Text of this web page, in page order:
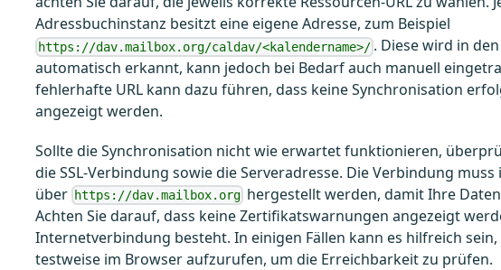
Adressbuchinstanz besitzt eine eigene Adresse, zum Beispiel
https://dav.mailbox.org/caldav/<kalendername>/ . Diese wird in
automatisch erkannt, kann jedoch bei Bedarf auch manuell
fehlerhafte URL kann dazu führen, dass keine Synchronisation
angezeigt werden.
Sollte die Synchronisation nicht wie erwartet funktionieren,
die SSL-Verbindung sowie die Serveradresse. Die Verbindung
über https://dav.mailbox.org hergestellt werden, damit Ihre
Achten Sie darauf, dass keine Zertifikatswarnungen angezeigt
Internetverbindung besteht. In einigen Fällen kann es hilfreich sein,
testweise im Browser aufzurufen, um die Erreichbarkeit zu prüfen.